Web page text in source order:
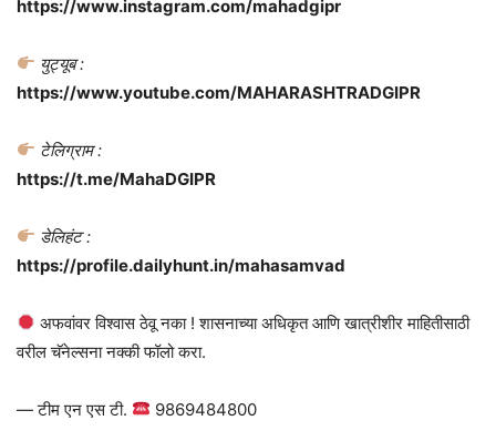
https://www.instagram.com/mahadgipr
युट्यूब :
https://www.youtube.com/MAHARASHTRADGIPR
टेलिग्राम :
https://t.me/MahaDGIPR
डेलिहंट :
https://profile.dailyhunt.in/mahasamvad
अफवांवर विश्वास ठेवू नका ! शासनाच्या अधिकृत आणि खात्रीशीर माहितीसाठी
वरील चॅनेल्सना नक्की फॉलो करा.
— टीम एन एस टी. 9869484800